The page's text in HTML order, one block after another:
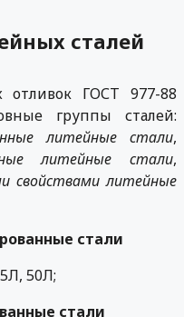
сталей
отливок ГОСТ 977-88
группы сталей:
литейные стали,
литейные стали,
свойствами литейные
стали
50Л;
стали